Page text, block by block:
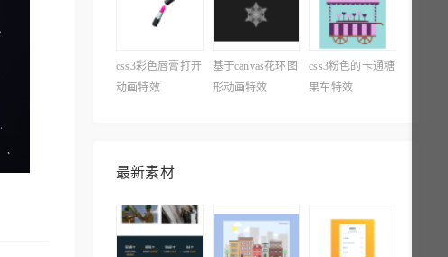
css3彩色唇膏打开
动画特效
基于canvas花环图
形动画特效
css3粉色的卡通糖
果车特效
最新素材